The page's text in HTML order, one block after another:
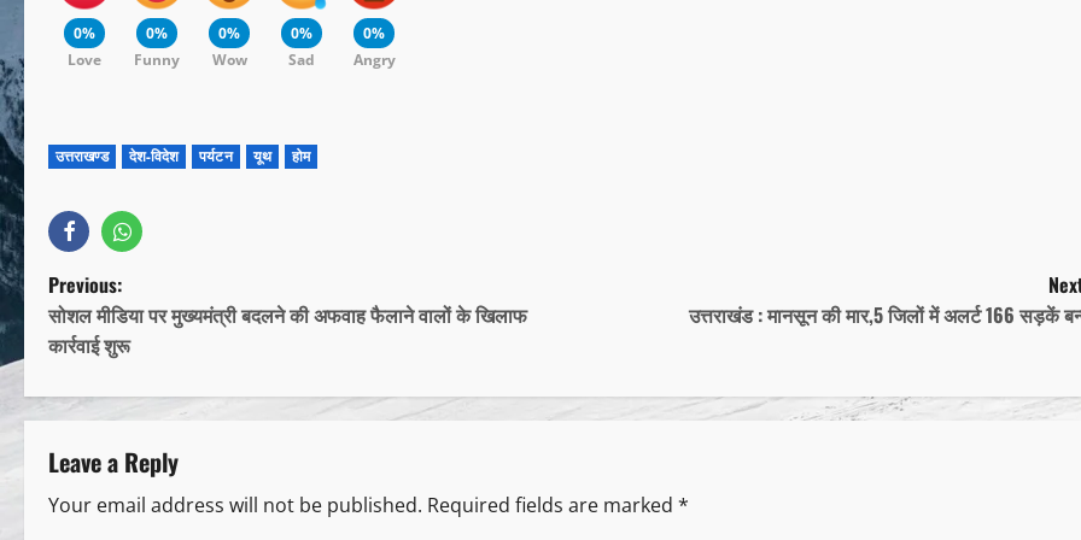
0%
Love
0%
Funny
0%
Wow
0%
Sad
0%
Angry
उत्तराखण्ड देश-विदेश पर्यटन यूथ होम
Previous:
सोशल मीडिया पर मुख्यमंत्री बदलने की अफवाह फैलाने वालों के खिलाफ
कार्रवाई शुरू
उत्तराखंड : मानसून की मार,5 जिलों में अलर्ट 166 सड़कें
Leave a Reply
Your email address will not be published. Required fields are marked *